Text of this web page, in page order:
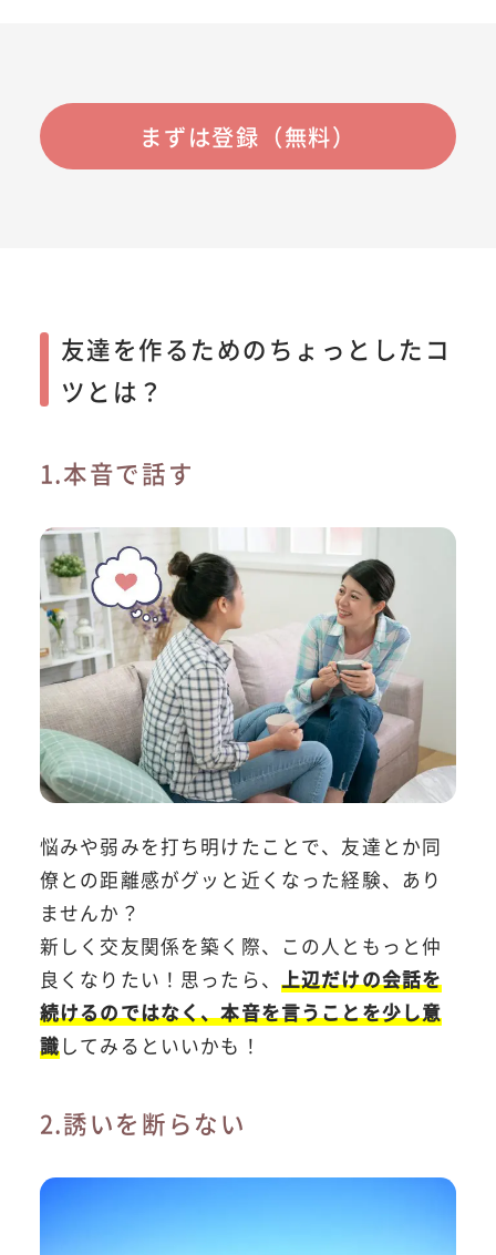
まずは登録（無料）
友達を作るためのちょっとしたコ
ツとは？
1.本音で話す
悩みや弱みを打ち明けたことで、友達とか同
僚との距離感がグッと近くなった経験、あり
ませんか？
新しく交友関係を築く際、この人ともっと仲
良くなりたい！思ったら、 上辺だけの会話を
続けるのではなく、本音を言うことを少し意
識してみるといいかも！
2.誘いを断らない